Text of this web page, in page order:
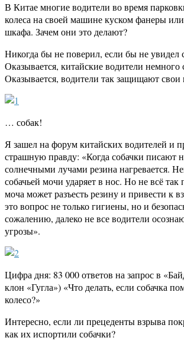
В Китае многие водители во время
колеса на своей машине куском фанеры
шкафа. Зачем они это делают?
Никогда бы не поверил, если бы не
Оказывается, китайские водители
Оказывается, водители так защищают свои
… собак!
Я зашел на форум китайских водителей и
страшную правду: «Когда собачки писают
солнечными лучами резина нагревается.
собачьей мочи ударяет в нос. Но не всё так
моча может разъесть резину и привести к
это вопрос не только гигиены, но и
сожалению, далеко не все водители
угрозы».
Цифра дня: 83 000 ответов на запрос в
клон «Гугла») «Что делать, если собачка
колесо?»
Интересно, если ли прецеденты взрыва
как их испортили собачки?